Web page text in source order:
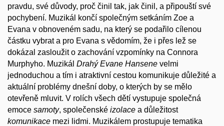
pravdu, své důvody, proč činil tak, jak činil, a připouští své
pochybení. Muzikál končí společným setkáním Zoe a
Evana v obnoveném sadu, na který se podařilo cílenou
částku vybrat a pro Evana s vědomím, že i přes lež se
dokázal zasloužit o zachování vzpomínky na Connora
Murphyho. Muzikál Drahý Evane Hansene velmi
jednoduchou a tím i atraktivní cestou komunikuje důležité a
aktuální problémy dnešní doby, o kterých by se mělo
otevřeně mluvit. V rolích všech dětí vystupuje společná
emoce samoty, společenské izolace a důležitost
komunikace mezi lidmi. Muzikálem prostupuje tematika